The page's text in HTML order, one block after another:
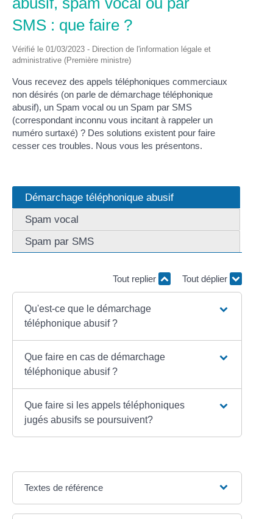
SMS : que faire ?
Vérifié le 01/03/2023 - Direction de l'information légale et
administrative (Première ministre)
Vous recevez des appels téléphoniques commerciaux
non désirés (on parle de démarchage téléphonique
abusif), un Spam vocal ou un Spam par SMS
(correspondant inconnu vous incitant à rappeler un
numéro surtaxé) ? Des solutions existent pour faire
cesser ces troubles. Nous vous les présentons.
Démarchage téléphonique abusif
Spam vocal
Spam par SMS
Tout replier Tout déplier
Qu'est-ce que le démarchage
téléphonique abusif ?
Que faire en cas de démarchage
téléphonique abusif ?
Que faire si les appels téléphoniques
jugés abusifs se poursuivent?
Textes de référence